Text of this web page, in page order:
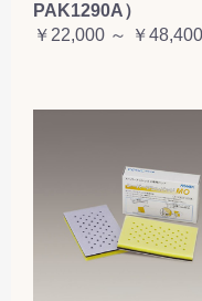
PAK1290A）
￥22,000 ～ ￥48,400